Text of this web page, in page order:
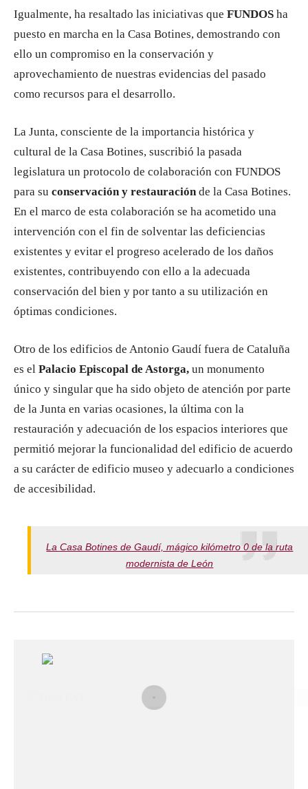
Igualmente, ha resaltado las iniciativas que FUNDOS ha
puesto en marcha en la Casa Botines, demostrando con
ello un compromiso en la conservación y
aprovechamiento de nuestras evidencias del pasado
como recursos para el desarrollo.
La Junta, consciente de la importancia histórica y
cultural de la Casa Botines, suscribió la pasada
legislatura un protocolo de colaboración con FUNDOS
para su conservación y restauraciónde la Casa Botines.
En el marco de esta colaboración se ha acometido una
intervención con el fin de solventar las deficiencias
existentes y evitar el progreso acelerado de los daños
existentes, contribuyendo con ello a la adecuada
conservación del bien y por tanto a su utilización en
óptimas condiciones.
Otro de los edificios de Antonio Gaudí fuera de Cataluña
es el Palacio Episcopal de Astorga, un monumento
único y singular que ha sido objeto de atención por parte
de la Junta en varias ocasiones, la última con la
restauración y adecuación de los espacios interiores que
permitió mejorar la funcionalidad del edificio de acuerdo
a su carácter de edificio museo y adecuarlo a condiciones
de accesibilidad.
La Casa Botines de Gaudí, mágico kilómetro 0 de la ruta
modernista de León